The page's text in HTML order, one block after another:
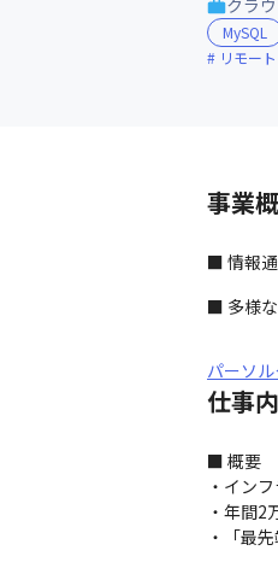
クラ
MySQL
リモー
事業
■ 情報
■ 多様
パーソ
仕事
■ 概要
・イン
・年間2
・「最